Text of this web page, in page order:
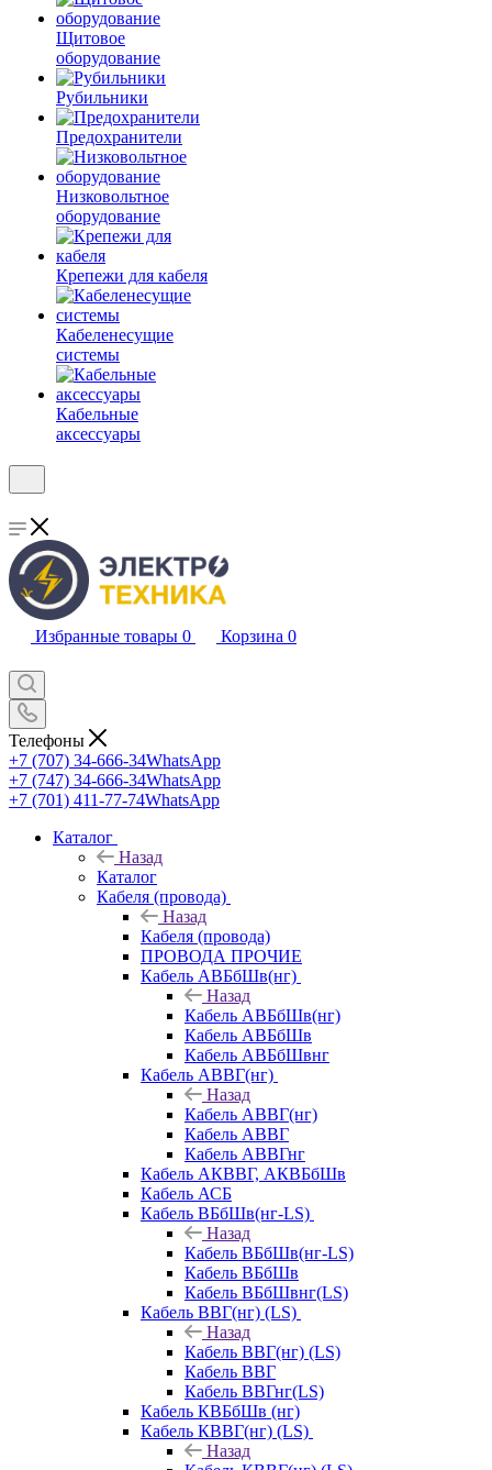
Щитовое
оборудование
Рубильники
Предохранители
Низковольтное
оборудование
Крепежи для кабеля
Кабеленесущие
системы
Кабельные
аксессуары
Избранные товары 0 Корзина 0
Телефоны
+7 (707) 34-666-34WhatsApp
+7 (747) 34-666-34WhatsApp
+7 (701) 411-77-74WhatsApp
Каталог
Назад
Каталог
Кабеля (провода)
Назад
Кабеля (провода)
ПРОВОДА ПРОЧИЕ
Кабель АВБбШв(нг)
Назад
Кабель АВБбШв(нг)
Кабель АВБбШв
Кабель АВБбШвнг
Кабель АВВГ(нг)
Назад
Кабель АВВГ(нг)
Кабель АВВГ
Кабель АВВГнг
Кабель АКВВГ, АКВБбШв
Кабель АСБ
Кабель ВБбШв(нг-LS)
Назад
Кабель ВБбШв(нг-LS)
Кабель ВБбШв
Кабель ВБбШвнг(LS)
Кабель ВВГ(нг) (LS)
Назад
Кабель ВВГ(нг) (LS)
Кабель ВВГ
Кабель ВВГнг(LS)
Кабель КВБбШв (нг)
Кабель КВВГ(нг) (LS)
Назад